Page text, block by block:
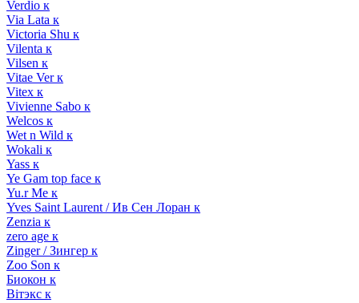
Verdio к
Via Lata к
Victoria Shu к
Vilenta к
Vilsen к
Vitae Ver к
Vitex к
Vivienne Sabo к
Welcos к
Wet n Wild к
Wokali к
Yass к
Ye Gam top face к
Yu.r Me к
Yves Saint Laurent / Ив Сен Лоран к
Zenzia к
zero age к
Zinger / Зингер к
Zoo Son к
Биокон к
Вiтэкс к